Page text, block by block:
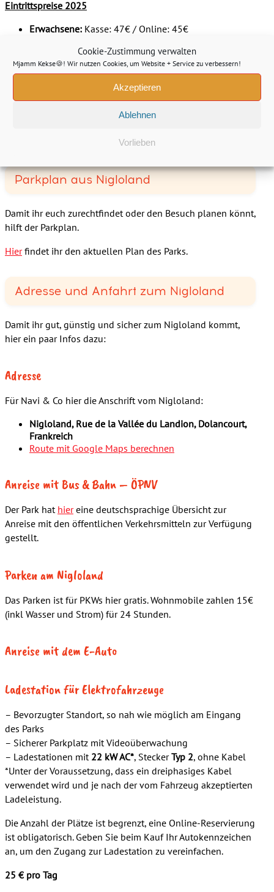
Cookie-Zustimmung verwalten
Mjamm Kekse🍪! Wir nutzen Cookies, um Website + Service zu verbessern!
Akzeptieren
Ablehnen
Vorlieben
Eintrittspreise 2025
Erwachsene: Kasse: 47€ / Online: 45€
Senioren über 60 Jahren:Kasse: 44€ / Online: 42€
Öffnungszeiten Nigloland
geöffnet, in der Hauptsaison auch bis 19 Uhr.
Parkplan aus Nigloland
Damit ihr euch zurechtfindet oder den Besuch planen könnt,
hilft der Parkplan.
Hierfindet ihr den aktuellen Plan des Parks.
Adresse und Anfahrt zum Nigloland
Damit ihr gut, günstig und sicher zum Nigloland kommt,
hier ein paar Infos dazu:
Adresse
Für Navi & Co hier die Anschrift vom Nigloland:
Nigloland, Rue de la Vallée du Landion, Dolancourt,
Frankreich
Route mit Google Maps berechnen
Anreise mit Bus & Bahn – ÖPNV
Der Park hat hiereine deutschsprachige Übersicht zur
Anreise mit den öffentlichen Verkehrsmitteln zur Verfügung
gestellt.
Parken am Nigloland
Das Parken ist für PKWs hier gratis. Wohnmobile zahlen 15€
(inkl Wasser und Strom) für 24 Stunden.
Anreise mit dem E-Auto
Ladestation für Elektrofahrzeuge
– Bevorzugter Standort, so nah wie möglich am Eingang
des Parks
– Sicherer Parkplatz mit Videoüberwachung
– Ladestationen mit 22 kW AC*, SteckerTyp 2, ohne Kabel
*Unter der Voraussetzung, dass ein dreiphasiges Kabel
verwendet wird und je nach der vom Fahrzeug akzeptierten
Ladeleistung.
Die Anzahl der Plätze ist begrenzt, eine Online-Reservierung
ist obligatorisch. Geben Sie beim Kauf Ihr Autokennzeichen
an, um den Zugang zur Ladestation zu vereinfachen.
25 € pro Tag